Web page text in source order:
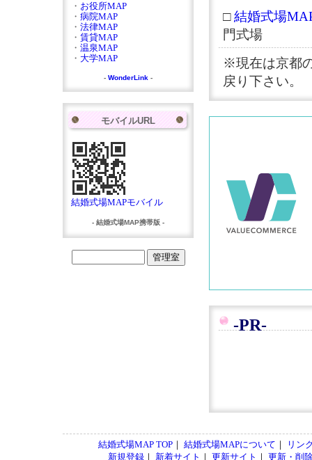
□結婚式場
門式場
※現在は京都
戻り下さい。
-PR-
・ お役所MAP
・ 病院MAP
・ 法律MAP
・ 賃貸MAP
・ 温泉MAP
・ 大学MAP
- WonderLink -
モバイルURL
結婚式場MAPモバイル
- 結婚式場MAP携帯版 -
結婚式場MAP TOP｜ 結婚式場MAPについて ｜
リン
新規登録｜ 新着サイト ｜ 更新サイト ｜ 更新・削